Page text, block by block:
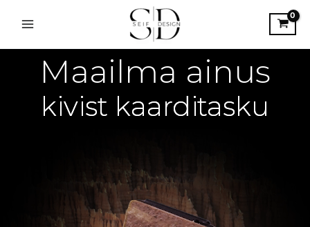
Seif Design, Maailma ainus kivist kaarditasku
Maailma ainus
kivist kaarditasku